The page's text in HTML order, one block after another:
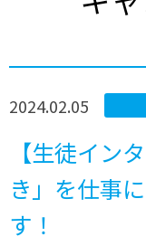
2024.02.05
【生徒イン
き」を仕事
す！